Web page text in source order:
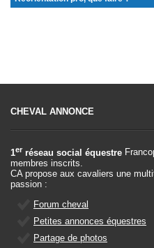
CHEVAL ANNONCE
1er réseau social équestre
membres inscrits.
CA propose aux cavaliers une
passion :
Forum cheval
Petites annonces équestres
Partage de photos